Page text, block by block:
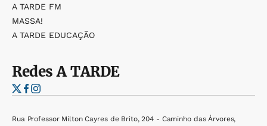
A TARDE FM
MASSA!
A TARDE EDUCAÇÃO
RedesA TARDE
Rua Professor Milton Cayres de Brito, 204 - Caminho das Árvores,